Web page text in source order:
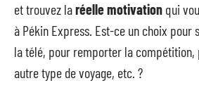
et trouvez laréelle motivation qui
à Pékin Express. Est-ce un choix pour
la télé, pour remporter la
autre type de voyage, etc. ?